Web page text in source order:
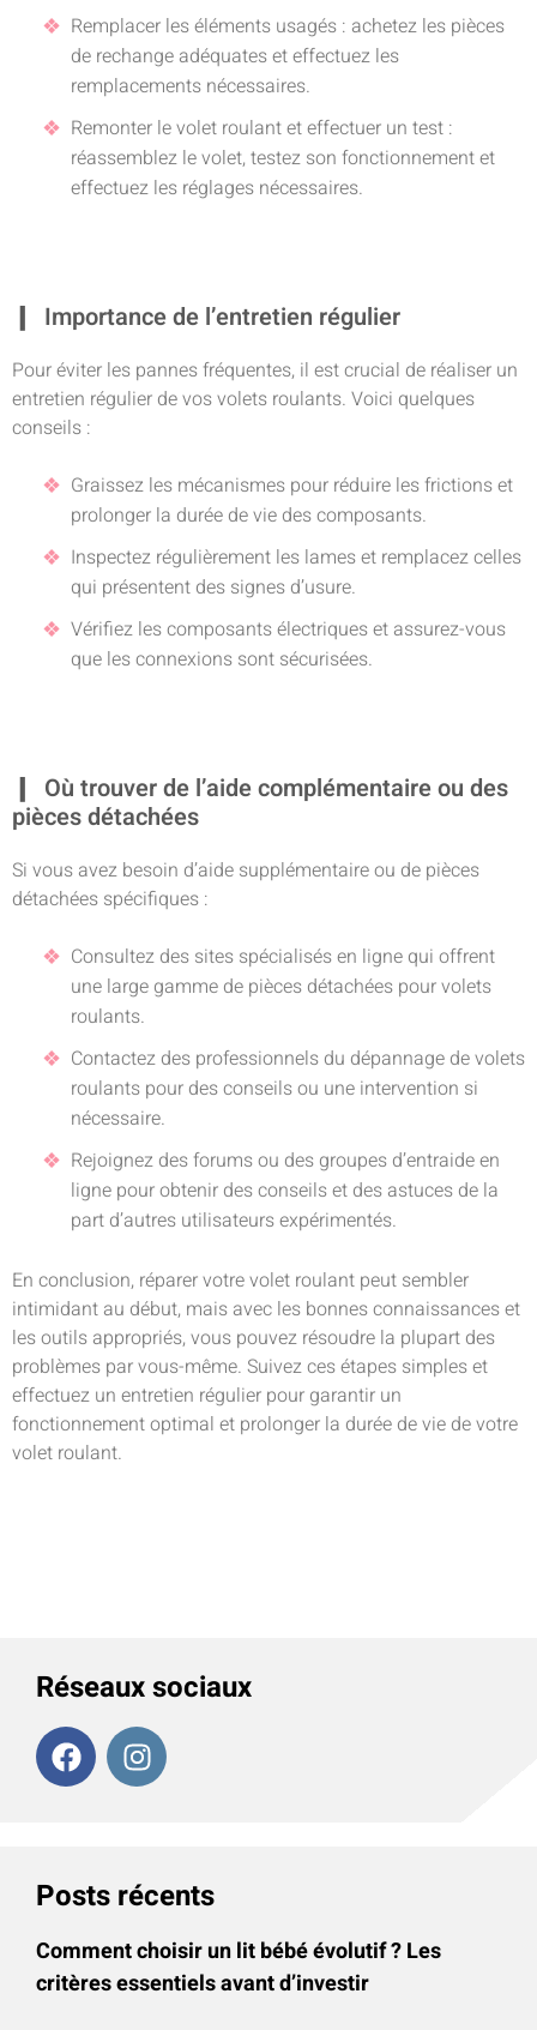
Remplacer les éléments usagés : achetez les pièces
de rechange adéquates et effectuez les
remplacements nécessaires.
Remonter le volet roulant et effectuer un test :
réassemblez le volet, testez son fonctionnement et
effectuez les réglages nécessaires.
Importance de l’entretien régulier
Pour éviter les pannes fréquentes, il est crucial de réaliser un
entretien régulier de vos volets roulants. Voici quelques
conseils :
Graissez les mécanismes pour réduire les frictions et
prolonger la durée de vie des composants.
Inspectez régulièrement les lames et remplacez celles
qui présentent des signes d’usure.
Vérifiez les composants électriques et assurez-vous
que les connexions sont sécurisées.
Où trouver de l’aide complémentaire ou des
pièces détachées
Si vous avez besoin d’aide supplémentaire ou de pièces
détachées spécifiques :
Consultez des sites spécialisés en ligne qui offrent
une large gamme de pièces détachées pour volets
roulants.
Contactez des professionnels du dépannage de volets
roulants pour des conseils ou une intervention si
nécessaire.
Rejoignez des forums ou des groupes d’entraide en
ligne pour obtenir des conseils et des astuces de la
part d’autres utilisateurs expérimentés.
En conclusion, réparer votre volet roulant peut sembler
intimidant au début, mais avec les bonnes connaissances et
les outils appropriés, vous pouvez résoudre la plupart des
problèmes par vous-même. Suivez ces étapes simples et
effectuez un entretien régulier pour garantir un
fonctionnement optimal et prolonger la durée de vie de votre
volet roulant.
Réseaux sociaux
Posts récents
Comment choisir un lit bébé évolutif ? Les
critères essentiels avant d’investir